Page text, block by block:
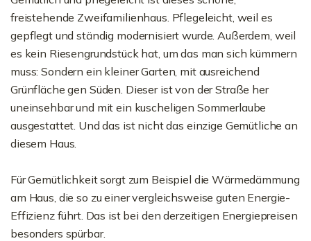
freistehende Zweifamilienhaus. Pflegeleicht, weil es
gepflegt und ständig modernisiert wurde. Außerdem, weil
es kein Riesengrundstück hat, um das man sich kümmern
muss: Sondern ein kleiner Garten, mit ausreichend
Grünfläche gen Süden. Dieser ist von der Straße her
uneinsehbar und mit ein kuscheligen Sommerlaube
ausgestattet. Und das ist nicht das einzige Gemütliche an
diesem Haus.
Für Gemütlichkeit sorgt zum Beispiel die Wärmedämmung
am Haus, die so zu einer vergleichsweise guten Energie-
Effizienz führt. Das ist bei den derzeitigen Energiepreisen
besonders spürbar.